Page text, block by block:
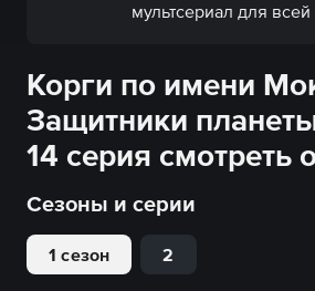
мультсериал для
Корги по имени
Защитники
14 серия смотреть
Сезоны и серии
1 сезон 2